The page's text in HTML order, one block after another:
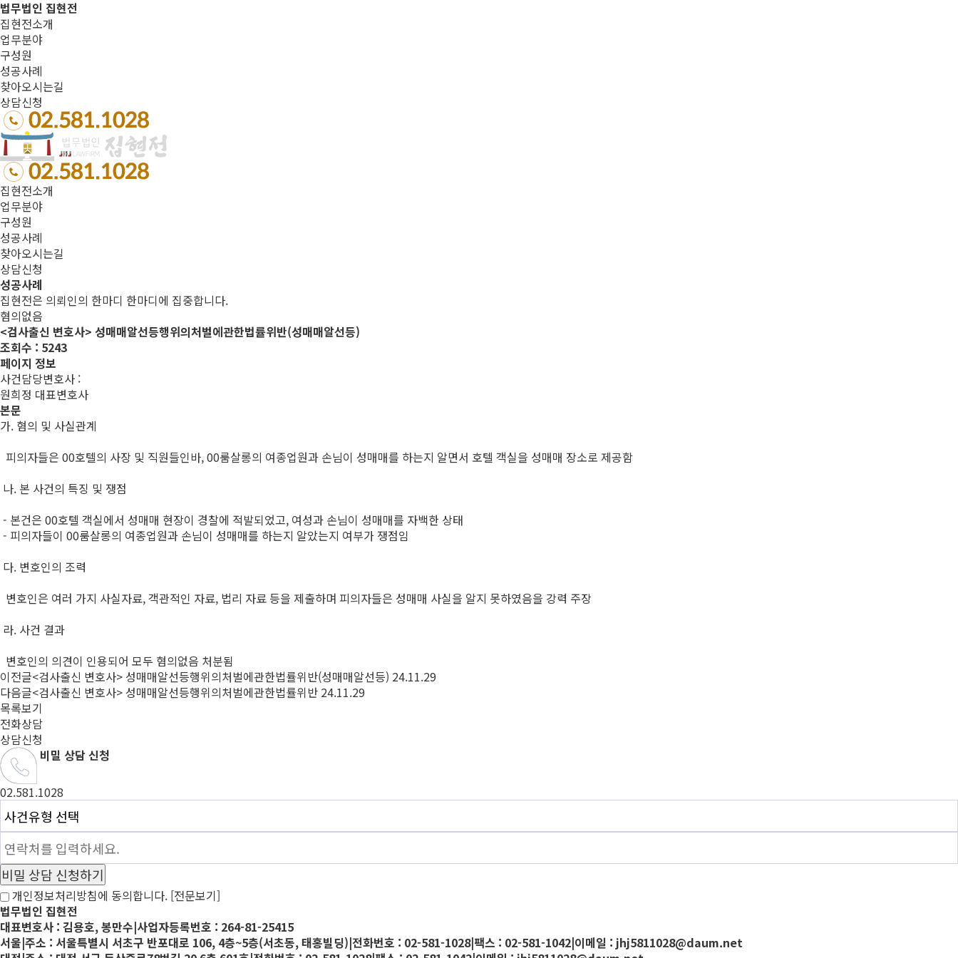
법무법인 집현전
집현전소개
업무분야
구성원
성공사례
찾아오시는길
상담신청
집현전소개
업무분야
구성원
성공사례
찾아오시는길
상담신청
성공사례
집현전은 의뢰인의 한마디 한마디에 집중합니다.
혐의없음
<검사출신 변호사> 성매매알선등행위의처벌에관한법률위반(성매매알선등)
조회수 : 5243
페이지 정보
사건담당변호사 :
원희정 대표변호사
본문
가. 혐의 및 사실관계
피의자들은 00호텔의 사장 및 직원들인바, 00룸살롱의 여종업원과 손님이 성매매를 하는지 알면서 호텔 객실을 성매매 장소로 제공함
나. 본 사건의 특징 및 쟁점
- 본건은 00호텔 객실에서 성매매 현장이 경찰에 적발되었고, 여성과 손님이 성매매를 자백한 상태
- 피의자들이 00룸살롱의 여종업원과 손님이 성매매를 하는지 알았는지 여부가 쟁점임
다. 변호인의 조력
변호인은 여러 가지 사실자료, 객관적인 자료, 법리 자료 등을 제출하며 피의자들은 성매매 사실을 알지 못하였음을 강력 주장
라. 사건 결과
변호인의 의견이 인용되어 모두 혐의없음 처분됨
이전글<검사출신 변호사> 성매매알선등행위의처벌에관한법률위반(성매매알선등) 24.11.29
다음글<검사출신 변호사> 성매매알선등행위의처벌에관한법률위반 24.11.29
목록보기
전화상담
상담신청
비밀 상담 신청
02.581.1028
개인정보처리방침에 동의합니다. [전문보기]
법무법인 집현전
대표변호사 : 김용호, 봉만수|사업자등록번호 : 264-81-25415
서울|주소 : 서울특별시 서초구 반포대로 106, 4층~5층(서초동, 태홍빌딩)|전화번호 : 02-581-1028|팩스 : 02-581-1042|이메일 : jhj5811028@daum.net